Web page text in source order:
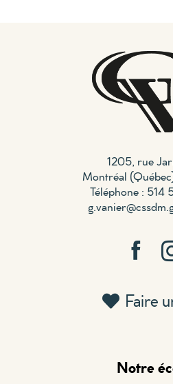
1205, rue
Montréal
Téléphone : 514
Faire
Notre